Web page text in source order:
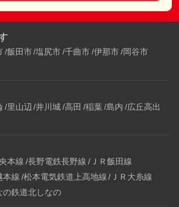
飯田市 塩尻市 千曲市 伊那市 岡谷市
里山辺 井川城 高田 稲葉 島内 広丘高出
本線 長野電鉄長野線 ＪＲ飯田線
本線 松本電気鉄道上高地線
ＪＲ大糸線
の鉄道北しなの